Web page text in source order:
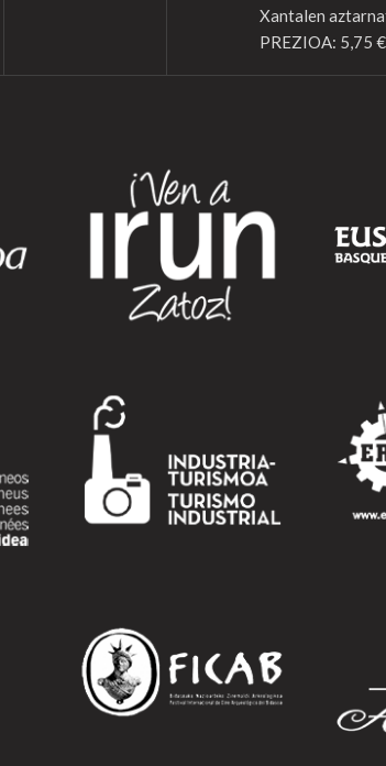
Xantalen
PREZIOA: 5,75 €